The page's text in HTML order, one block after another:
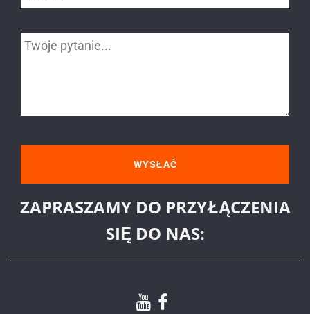
ZAPRASZAMY DO PRZYŁĄCZENIA
SIĘ DO NAS: